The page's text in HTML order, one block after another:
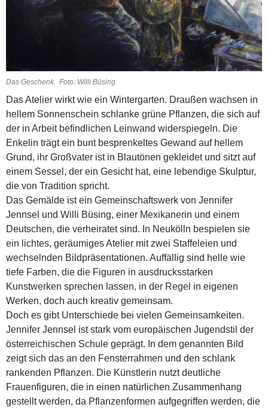
Das Geschenk. Foto: Willi Büsing
Das Atelier wirkt wie ein Wintergarten. Draußen wachsen in
hellem Sonnenschein schlanke grüne Pflanzen, die sich auf
der in Arbeit befindlichen Leinwand widerspiegeln. Die
Enkelin trägt ein bunt besprenkeltes Gewand auf hellem
Grund, ihr Großvater ist in Blautönen gekleidet und sitzt auf
einem Sessel, der ein Gesicht hat, eine lebendige Skulptur,
die von Tradition spricht.
Das Gemälde ist ein Gemeinschaftswerk von Jennifer
Jennsel und Willi Büsing, einer Mexikanerin und einem
Deutschen, die verheiratet sind. In Neukölln bespielen sie
ein lichtes, geräumiges Atelier mit zwei Staffeleien und
wechselnden Bildpräsentationen. Auffällig sind helle wie
tiefe Farben, die die Figuren in ausdrucksstarken
Kunstwerken sprechen lassen, in der Regel in eigenen
Werken, doch auch kreativ gemeinsam.
Doch es gibt Unterschiede bei vielen Gemeinsamkeiten.
Jennifer Jennsel ist stark vom europäischen Jugendstil der
österreichischen Schule geprägt. In dem genannten Bild
zeigt sich das an den Fensterrahmen und den schlank
rankenden Pflanzen. Die Künstlerin nutzt deutliche
Frauenfiguren, die in einen natürlichen Zusammenhang
gestellt werden, da Pflanzenformen aufgegriffen werden, die